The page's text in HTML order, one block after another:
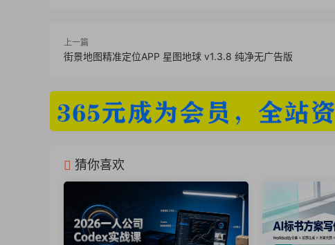
上一篇
街景地图精准定位APP 星图地球 v1.3.8 纯净无广告版
猜你喜欢